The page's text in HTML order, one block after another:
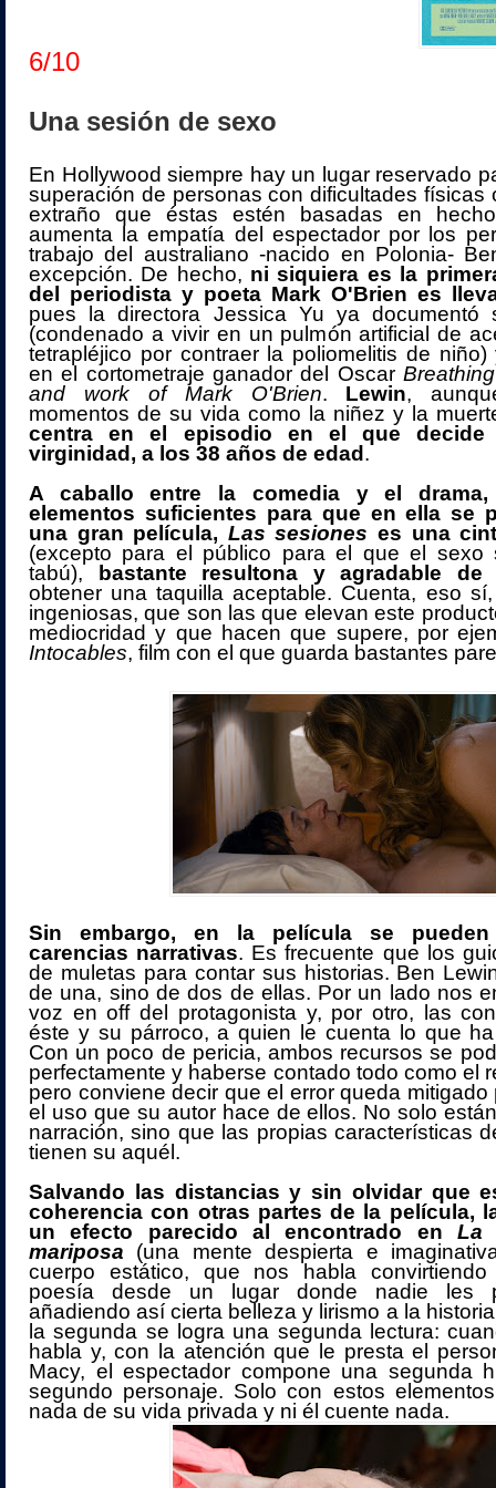
6/10
Una sesión de sexo
En Hollywood siempre hay un lugar reservado
superación de personas con dificultades físicas
extraño que éstas estén basadas en
aumenta la empatía del espectador por los
trabajo del australiano -nacido en Polonia-
excepción. De hecho, ni siquiera es la
del periodista y poeta Mark O'Brien es
pues la directora Jessica Yu ya documentó
(condenado a vivir en un pulmón artificial de
tetrapléjico por contraer la poliomelitis de
en el cortometraje ganador del Oscar
and work of Mark O'Brien. Lewin,
momentos de su vida como la niñez y la
centra en el episodio en el que
virginidad, a los 38 años de edad.
A caballo entre la comedia y el
elementos suficientes para que en ella se
una gran película, Las sesiones es una
(excepto para el público para el que el sexo
tabú), bastante resultona y agradable de
obtener una taquilla aceptable. Cuenta, eso
ingeniosas, que son las que elevan este
mediocridad y que hacen que supere, por
Intocables, film con el que guarda bastantes
Sin embargo, en la película se pueden
carencias narrativas. Es frecuente que los
de muletas para contar sus historias. Ben
de una, sino de dos de ellas. Por un lado nos
voz en off del protagonista y, por otro, las
éste y su párroco, a quien le cuenta lo que
Con un poco de pericia, ambos recursos se
perfectamente y haberse contado todo como el
pero conviene decir que el error queda mitigado
el uso que su autor hace de ellos. No solo
narración, sino que las propias características
tienen su aquél.
Salvando las distancias y sin olvidar que
coherencia con otras partes de la película,
un efecto parecido al encontrado en La
mariposa (una mente despierta e
cuerpo estático, que nos habla
poesía desde un lugar donde nadie les
añadiendo así cierta belleza y lirismo a la
la segunda se logra una segunda lectura:
habla y, con la atención que le presta el
Macy, el espectador compone una segunda
segundo personaje. Solo con estos
nada de su vida privada y ni él cuente nada.